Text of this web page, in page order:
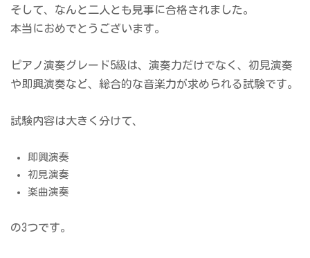
そして、なんと二人とも見事に合格されました。
本当におめでとうございます。
ピアノ演奏グレード5級は、演奏力だけでなく、初見演奏
や即興演奏など、総合的な音楽力が求められる試験です。
試験内容は大きく分けて、
即興演奏
初見演奏
楽曲演奏
の3つです。